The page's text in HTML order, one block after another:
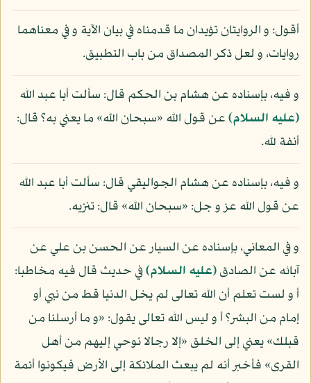
أقول: و الروايتان تؤيدان ما قدمناه في بيان الآية و في معناهما
روايات، و لعل ذكر المصداق من باب التطبيق.
و فيه، بإسناده عن هشام بن الحكم قال: سألت أبا عبد الله
(عليه السلام)عن قول الله «سبحان الله» ما يعني به؟ قال:
أنفة لله.
و فيه، بإسناده عن هشام الجواليقي قال: سألت أبا عبد الله
عن قول الله عز و جل: «سبحان الله» قال: تنزيه.
و في المعاني، بإسناده عن السيار عن الحسن بن علي عن
آبائه عن الصادق(عليه السلام)في حديث قال فيه مخاطبا:
أ و لست تعلم أن الله تعالى لم يخل الدنيا قط من نبي أو
إمام من البشر؟ أ و ليس الله تعالى يقول: «و ما أرسلنا من
قبلك» يعني إلى الخلق «إلا رجالا نوحي إليهم من أهل
القرى» فأخبر أنه لم يبعث الملائكة إلى الأرض فيكونوا أئمة